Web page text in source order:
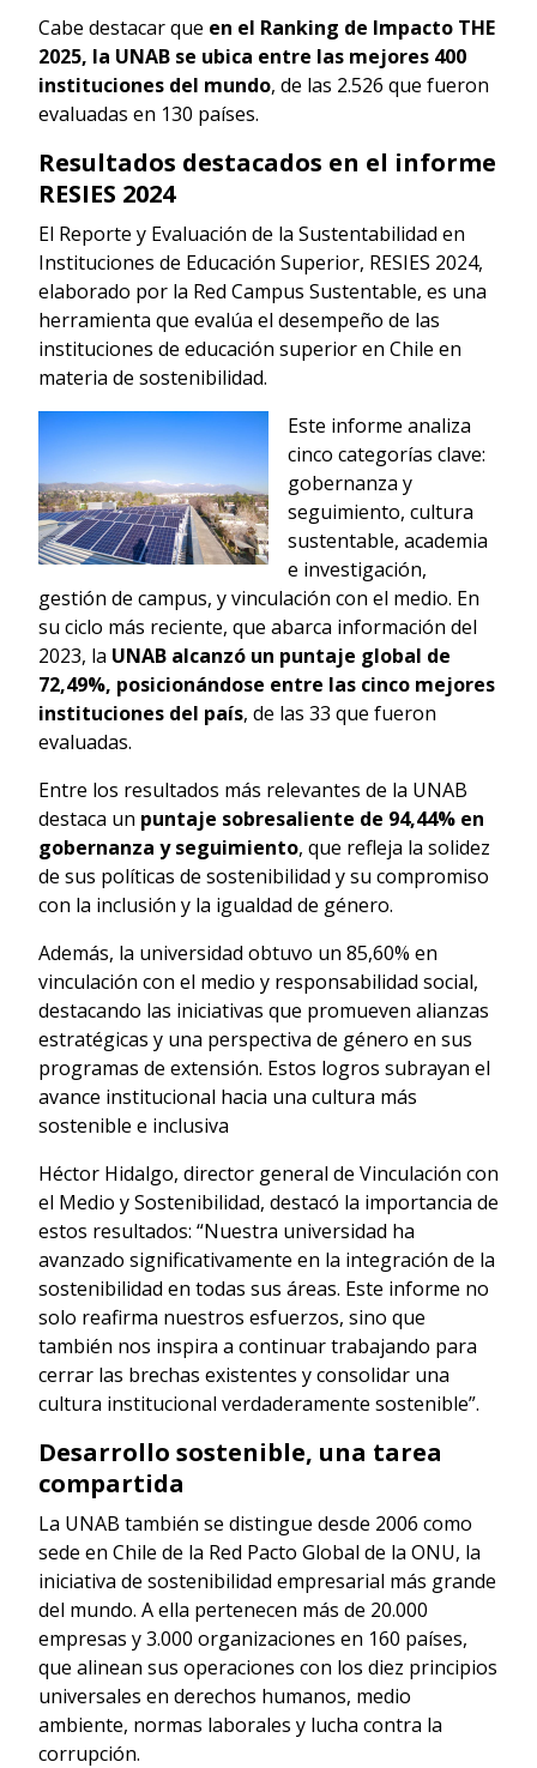
Cabe destacar que en el Ranking de Impacto THE
2025, la UNAB se ubica entre las mejores 400
instituciones del mundo, de las 2.526 que fueron
evaluadas en 130 países.
Resultados destacados en el informe
RESIES 2024
El Reporte y Evaluación de la Sustentabilidad en
Instituciones de Educación Superior, RESIES 2024,
elaborado por la Red Campus Sustentable, es una
herramienta que evalúa el desempeño de las
instituciones de educación superior en Chile en
materia de sostenibilidad.
Este informe analiza
cinco categorías clave:
gobernanza y
seguimiento, cultura
sustentable, academia
e investigación,
gestión de campus, y vinculación con el medio. En
su ciclo más reciente, que abarca información del
2023, la UNAB alcanzó un puntaje global de
72,49%, posicionándose entre las cinco mejores
instituciones del país, de las 33 que fueron
evaluadas.
Entre los resultados más relevantes de la UNAB
destaca un puntaje sobresaliente de 94,44% en
gobernanza y seguimiento, que refleja la solidez
de sus políticas de sostenibilidad y su compromiso
con la inclusión y la igualdad de género.
Además, la universidad obtuvo un 85,60% en
vinculación con el medio y responsabilidad social,
destacando las iniciativas que promueven alianzas
estratégicas y una perspectiva de género en sus
programas de extensión. Estos logros subrayan el
avance institucional hacia una cultura más
sostenible e inclusiva
Héctor Hidalgo, director general de Vinculación con
el Medio y Sostenibilidad, destacó la importancia de
estos resultados: “Nuestra universidad ha
avanzado significativamente en la integración de la
sostenibilidad en todas sus áreas. Este informe no
solo reafirma nuestros esfuerzos, sino que
también nos inspira a continuar trabajando para
cerrar las brechas existentes y consolidar una
cultura institucional verdaderamente sostenible”.
Desarrollo sostenible, una tarea
compartida
La UNAB también se distingue desde 2006 como
sede en Chile de la Red Pacto Global de la ONU, la
iniciativa de sostenibilidad empresarial más grande
del mundo. A ella pertenecen más de 20.000
empresas y 3.000 organizaciones en 160 países,
que alinean sus operaciones con los diez principios
universales en derechos humanos, medio
ambiente, normas laborales y lucha contra la
corrupción.